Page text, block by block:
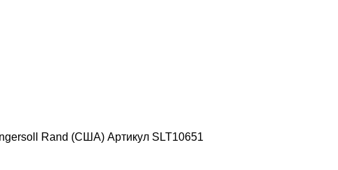
Rand (США) Артикул SLT10651